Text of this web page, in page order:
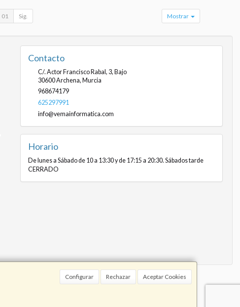
01 Sig. Mostrar
Configurar Rechazar Aceptar Cookies
Contacto
C/. Actor Francisco Rabal, 3, Bajo
30600Archena, Murcia
968674179
625297991
info@vemainformatica.com
Horario
De lunes a Sábado de 10 a 13:30 y de 17:15 a 20:30. Sábados tarde
CERRADO